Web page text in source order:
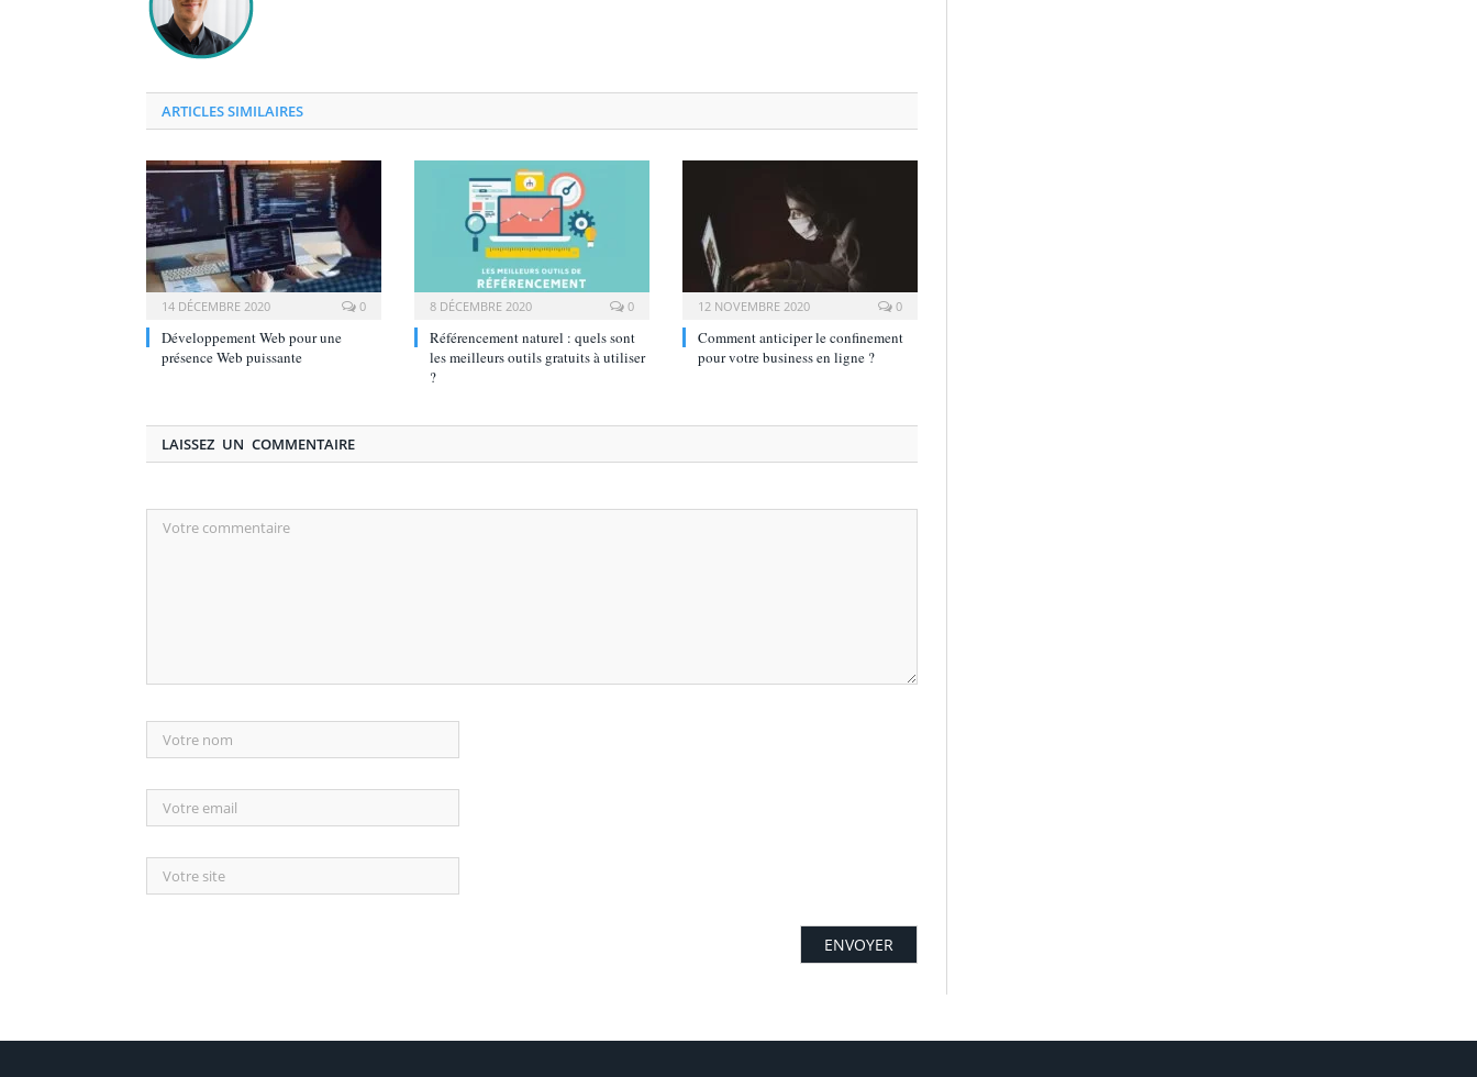
ARTICLES SIMILAIRES
14 DÉCEMBRE 2020 0
Développement Web pour une
présence Web puissante
8 DÉCEMBRE 2020 0
Référencement naturel : quels sont
les meilleurs outils gratuits à utiliser
?
12 NOVEMBRE 2020 0
Comment anticiper le confinement
pour votre business en ligne ?
LAISSEZ UN COMMENTAIRE